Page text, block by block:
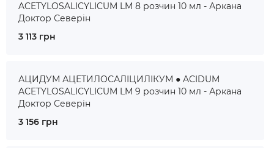
ACETYLOSALICYLICUM LM 8 розчин 10 мл - Аркана
Доктор Северін
3 113 грн
АЦИДУМ АЦЕТИЛОСАЛІЦИЛІКУМ ● ACIDUM
ACETYLOSALICYLICUM LM 9 розчин 10 мл - Аркана
Доктор Северін
3 156 грн